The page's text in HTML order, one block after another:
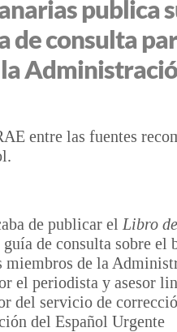
publica
de consulta
entre las fuentes
de publicar el Libro
guía de consulta sobre el
miembros de la
el periodista y asesor
del servicio de
del Español Urgente